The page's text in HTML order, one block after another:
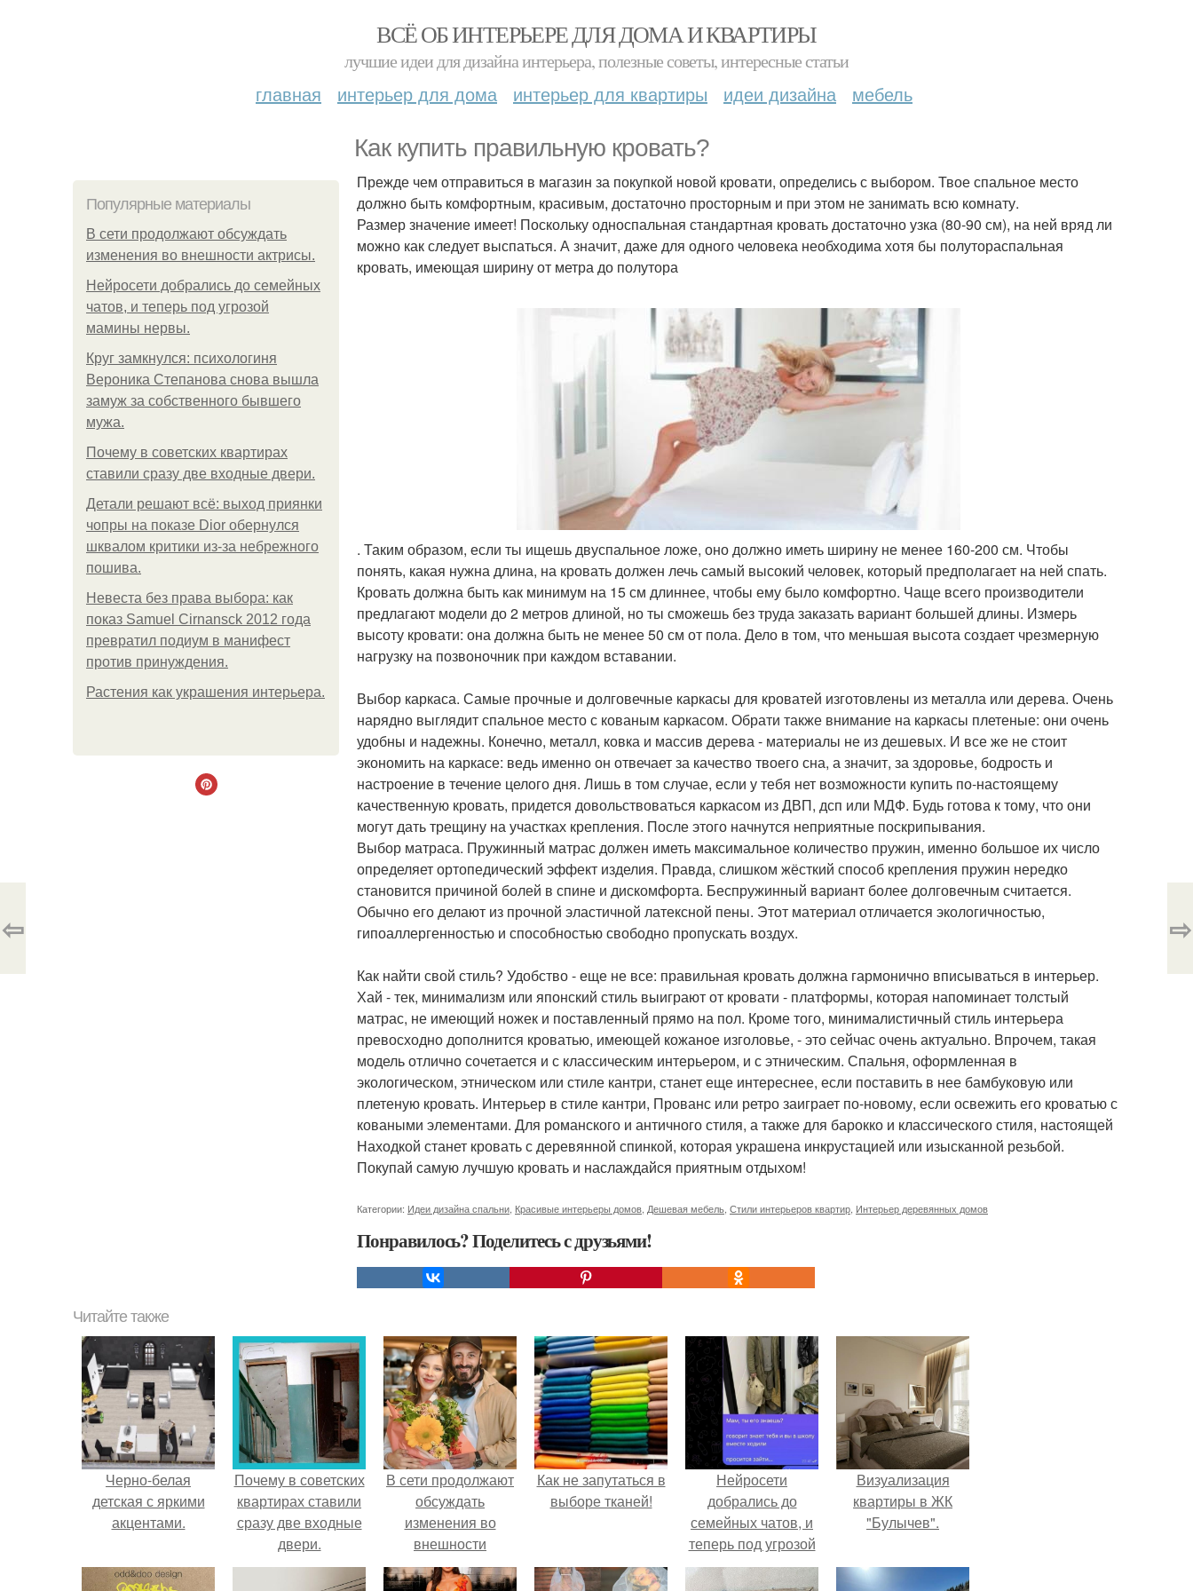
ВСЁ ОБ ИНТЕРЬЕРЕ ДЛЯ ДОМА И КВАРТИРЫ
лучшие идеи для дизайна интерьера, полезные советы, интересные статьи
главная интерьер для дома интерьер для квартиры идеи дизайна мебель
Как купить правильную кровать?
Популярные материалы
В сети продолжают обсуждать
изменения во внешности актрисы.
Нейросети добрались до семейных
чатов, и теперь под угрозой
мамины нервы.
Круг замкнулся: психологиня
Вероника Степанова снова вышла
замуж за собственного бывшего
мужа.
Почему в советских квартирах
ставили сразу две входные двери.
Детали решают всё: выход приянки
чопры на показе Dior обернулся
шквалом критики из-за небрежного
пошива.
Невеста без права выбора: как
показ Samuel Cirnansck 2012 года
превратил подиум в манифест
против принуждения.
Растения как украшения интерьера.
Прежде чем отправиться в магазин за покупкой новой кровати, определись с выбором. Твое спальное место
должно быть комфортным, красивым, достаточно просторным и при этом не занимать всю комнату.
Размер значение имеет! Поскольку односпальная стандартная кровать достаточно узка (80-90 см), на ней вряд ли
можно как следует выспаться. А значит, даже для одного человека необходима хотя бы полутораспальная
кровать, имеющая ширину от метра до полутора
. Таким образом, если ты ищешь двуспальное ложе, оно должно иметь ширину не менее 160-200 см. Чтобы
понять, какая нужна длина, на кровать должен лечь самый высокий человек, который предполагает на ней спать.
Кровать должна быть как минимум на 15 см длиннее, чтобы ему было комфортно. Чаще всего производители
предлагают модели до 2 метров длиной, но ты сможешь без труда заказать вариант большей длины. Измерь
высоту кровати: она должна быть не менее 50 см от пола. Дело в том, что меньшая высота создает чрезмерную
нагрузку на позвоночник при каждом вставании.
Выбор каркаса. Самые прочные и долговечные каркасы для кроватей изготовлены из металла или дерева. Очень
нарядно выглядит спальное место с кованым каркасом. Обрати также внимание на каркасы плетеные: они очень
удобны и надежны. Конечно, металл, ковка и массив дерева - материалы не из дешевых. И все же не стоит
экономить на каркасе: ведь именно он отвечает за качество твоего сна, а значит, за здоровье, бодрость и
настроение в течение целого дня. Лишь в том случае, если у тебя нет возможности купить по-настоящему
качественную кровать, придется довольствоваться каркасом из ДВП, дсп или МДФ. Будь готова к тому, что они
могут дать трещину на участках крепления. После этого начнутся неприятные поскрипывания.
Выбор матраса. Пружинный матрас должен иметь максимальное количество пружин, именно большое их число
определяет ортопедический эффект изделия. Правда, слишком жёсткий способ крепления пружин нередко
становится причиной болей в спине и дискомфорта. Беспружинный вариант более долговечным считается.
Обычно его делают из прочной эластичной латексной пены. Этот материал отличается экологичностью,
гипоаллергенностью и способностью свободно пропускать воздух.
Как найти свой стиль? Удобство - еще не все: правильная кровать должна гармонично вписываться в интерьер.
Хай - тек, минимализм или японский стиль выиграют от кровати - платформы, которая напоминает толстый
матрас, не имеющий ножек и поставленный прямо на пол. Кроме того, минималистичный стиль интерьера
превосходно дополнится кроватью, имеющей кожаное изголовье, - это сейчас очень актуально. Впрочем, такая
модель отлично сочетается и с классическим интерьером, и с этническим. Спальня, оформленная в
экологическом, этническом или стиле кантри, станет еще интереснее, если поставить в нее бамбуковую или
плетеную кровать. Интерьер в стиле кантри, Прованс или ретро заиграет по-новому, если освежить его кроватью с
коваными элементами. Для романского и античного стиля, а также для барокко и классического стиля, настоящей
Находкой станет кровать с деревянной спинкой, которая украшена инкрустацией или изысканной резьбой.
Покупай самую лучшую кровать и наслаждайся приятным отдыхом!
Категории: Идеи дизайна спальни Красивые интерьеры домов Дешевая мебель Стили интерьеров квартир Интерьер деревянных домов
Понравилось? Поделитесь с друзьями!
⇦ ⇨
Читайте также
Черно-белая
детская с яркими
акцентами.
Почему в советских
квартирах ставили
сразу две входные
двери.
В сети продолжают
обсуждать
изменения во
внешности
актрисы.
Как не запутаться в
выборе тканей!
Нейросети
добрались до
семейных чатов, и
теперь под угрозой
мамины нервы.
Визуализация
квартиры в ЖК
"Булычев".